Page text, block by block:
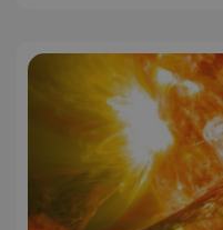
ASP.NET_SessionId